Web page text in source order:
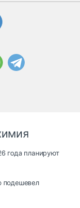
года планируют
подешевел